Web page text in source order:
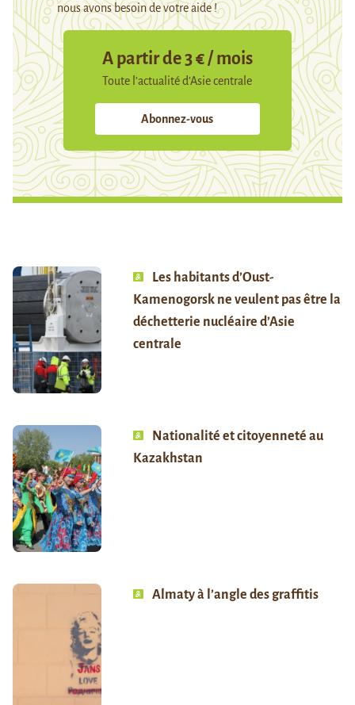
nous avons besoin de votre aide !
A partir de 3 € / mois
Toute l’actualité d’Asie centrale
Abonnez-vous
Les habitants d’Oust-
Kamenogorsk ne veulent pas être la
déchetterie nucléaire d’Asie
centrale
Nationalité et citoyenneté au
Kazakhstan
Almaty à l’angle des graffitis